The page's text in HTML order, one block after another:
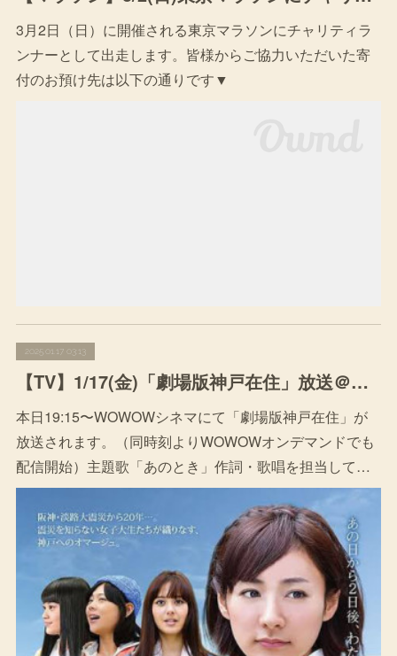
3月2日（日）に開催される東京マラソンにチャリティラ
ンナーとして出走します。皆様からご協力いただいた寄
付のお預け先は以下の通りです▼
2025.01.17 03:13
【TV】1/17(金)「劇場版神戸在住」放送＠WOWOWシネマ
本日19:15〜WOWOWシネマにて「劇場版神戸在住」が
放送されます。（同時刻よりWOWOWオンデマンドでも
配信開始）主題歌「あのとき」作詞・歌唱を担当して…